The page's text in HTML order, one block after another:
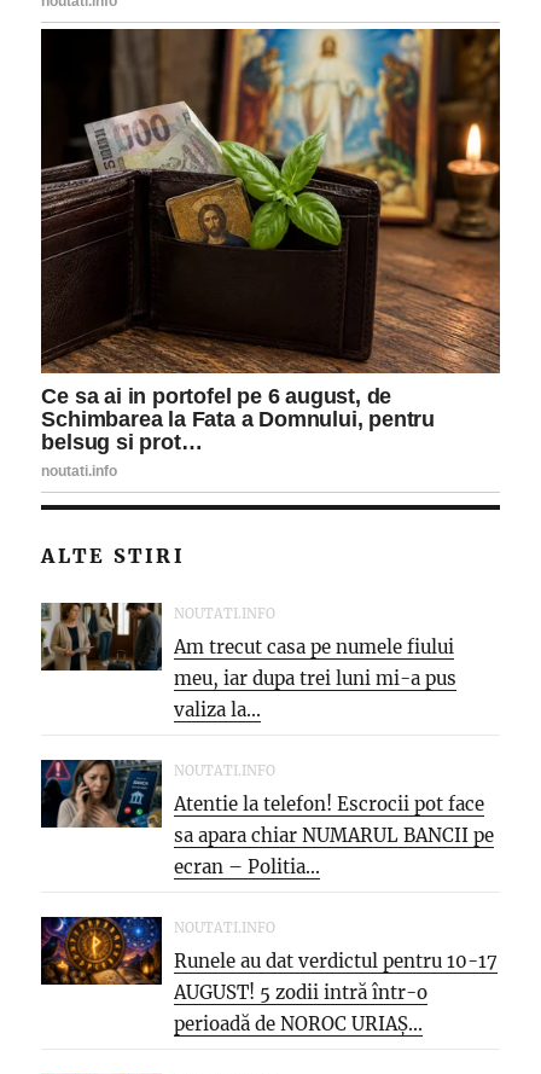
ALTE STIRI
NOUTATI.INFO
Am trecut casa pe numele fiului
meu, iar dupa trei luni mi-a pus
valiza la...
NOUTATI.INFO
Atentie la telefon! Escrocii pot face
sa apara chiar NUMARUL BANCII pe
ecran – Politia...
NOUTATI.INFO
Runele au dat verdictul pentru 10-17
AUGUST! 5 zodii intră într-o
perioadă de NOROC URIAȘ...